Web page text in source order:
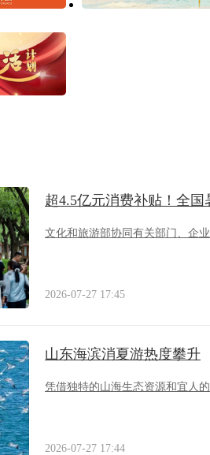
超4.5亿元消费补贴！全
文化和旅游部协同有关部门、企
2026-07-27 17:45
山东海滨消夏游热度攀升
凭借独特的山海生态资源和宜人
2026-07-27 17:44